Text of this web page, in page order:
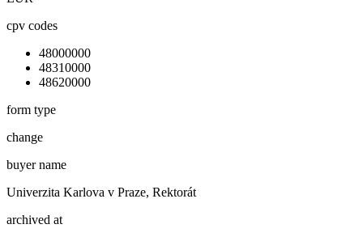
cpv codes
48000000
48310000
48620000
form type
change
buyer name
Univerzita Karlova v Praze, Rektorát
archived at